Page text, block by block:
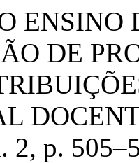
DE
2, p.